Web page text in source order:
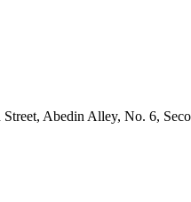
Abedin Alley, No. 6,